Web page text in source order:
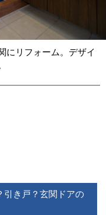
にリフォーム。デザイ
引き戸？玄関ドアの